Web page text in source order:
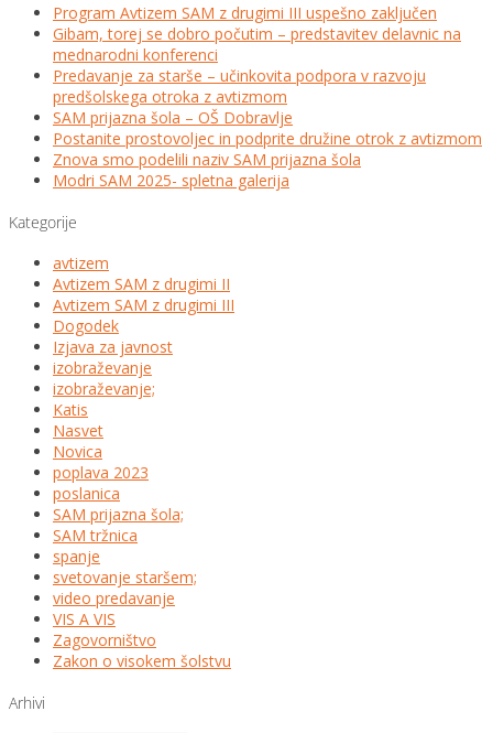
Program Avtizem SAM z drugimi III uspešno zaključen
Gibam, torej se dobro počutim – predstavitev delavnic na
mednarodni konferenci
Predavanje za starše – učinkovita podpora v razvoju
predšolskega otroka z avtizmom
SAM prijazna šola – OŠ Dobravlje
Postanite prostovoljec in podprite družine otrok z avtizmom
Znova smo podelili naziv SAM prijazna šola
Modri SAM 2025- spletna galerija
Kategorije
avtizem
Avtizem SAM z drugimi II
Avtizem SAM z drugimi III
Dogodek
Izjava za javnost
izobraževanje
izobraževanje;
Katis
Nasvet
Novica
poplava 2023
poslanica
SAM prijazna šola;
SAM tržnica
spanje
svetovanje staršem;
video predavanje
VIS A VIS
Zagovorništvo
Zakon o visokem šolstvu
Arhivi